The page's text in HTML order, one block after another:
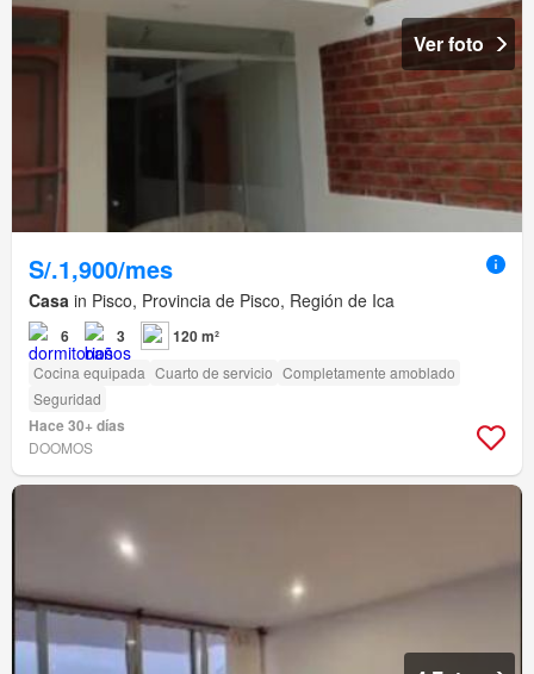
Ver foto
S/.1,900/mes
Casa in Pisco, Provincia de Pisco, Región de Ica
6 3 120 m²
Cocina equipada Cuarto de servicio Completamente amoblado
Seguridad
Hace 30+ días
DOOMOS